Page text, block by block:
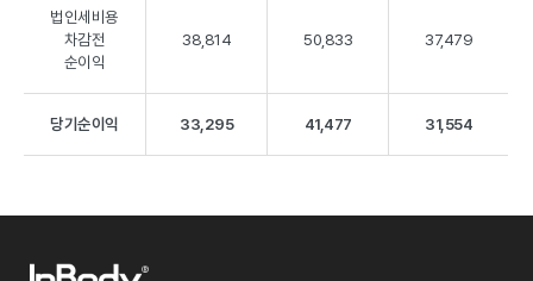
법인세비용
차감전
순이익
38,814 50,833 37,479
당기순이익 33,295 41,477 31,554